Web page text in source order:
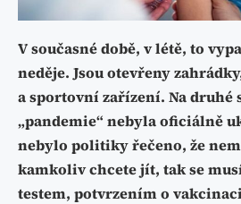
V současné době, v létě, to
neděje. Jsou otevřeny
a sportovní zařízení. Na druhé
„pandemie“ nebyla oficiálně
nebylo politiky řečeno, že
kamkoliv chcete jít, tak se
testem, potvrzením o